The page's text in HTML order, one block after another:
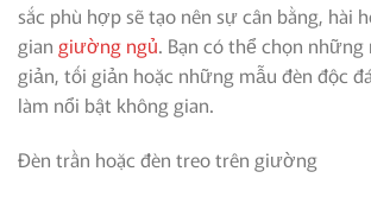
sắc phù hợp sẽ tạo nên sự cân bằng, hài
gian giường ngủ. Bạn có thể chọn
giản, tối giản hoặc những mẫu đèn độc
làm nổi bật không gian.
Đèn trần hoặc đèn treo trên giường